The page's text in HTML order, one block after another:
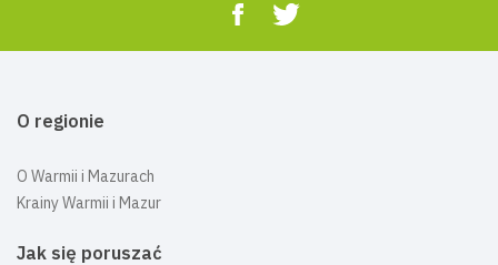
O regionie
O Warmii i Mazurach
Krainy Warmii i Mazur
Jak się poruszać